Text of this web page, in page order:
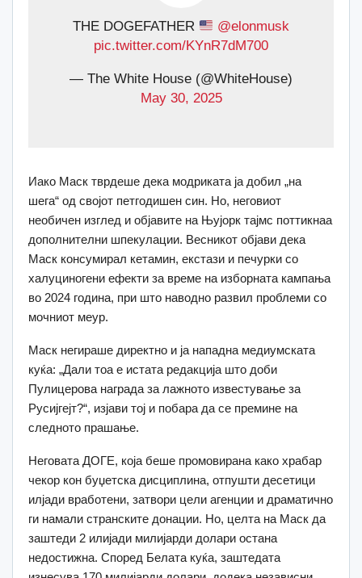
THE DOGEFATHER
@elonmusk
pic.twitter.com/KYnR7dM700
— The White House (@WhiteHouse)
May 30, 2025
Иако Маск тврдеше дека модриката ја добил „на
шега“ од својот петгодишен син. Но, неговиот
необичен изглед и објавите на Њујорк тајмс поттикнаа
дополнителни шпекулации. Весникот објави дека
Маск консумирал кетамин, екстази и печурки со
халуциногени ефекти за време на изборната кампања
во 2024 година, при што наводно развил проблеми со
мочниот меур.
Маск негираше директно и ја нападна медиумската
куќа: „Дали тоа е истата редакција што доби
Пулицерова награда за лажното известување за
Русијгејт?“, изјави тој и побара да се премине на
следното прашање.
Неговата ДОГЕ, која беше промовирана како храбар
чекор кон буџетска дисциплина, отпушти десетици
илјади вработени, затвори цели агенции и драматично
ги намали странските донации. Но, целта на Маск да
заштеди 2 илијади милијарди долари остана
недостижна. Според Белата куќа, заштедата